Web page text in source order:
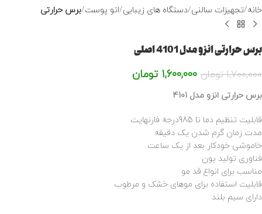
خانه تجهیزات سالنی دستگاه های زیبایی اتو پوست برس حرارتی
برس حرارتی انزو مدل 4101 اصلی
1,700,000 تومان 1,600,000 تومان
برس حرارتی انزو مدل 4101
قابلیت تنظیم دما تا 985درجه فارنهایت
مدت زمان گرم شدن یک دقیقه
خاموشی خودکار بعد از یک ساعت
فناوری تولید یون
مناسب برای انواع قد مو
قابلیت استفاده برای موهای خشک و مرطوب
دارای سیم بلند